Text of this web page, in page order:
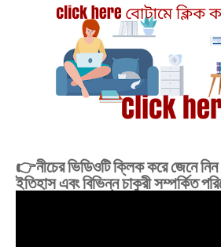
👉নীচের ভিডিওটি ক্লিক করে জেনে
ইতিহাস এবং বিভিন্ন চাকুরী সম্পর্কিত